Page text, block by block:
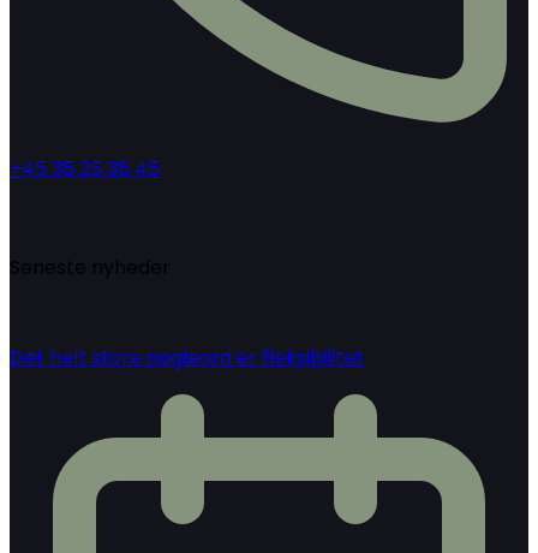
+45 35 25 35 45
Seneste nyheder
Det helt store nøgleord er fleksibilitet